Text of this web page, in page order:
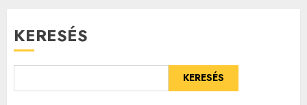
KERESÉS
KERESÉS